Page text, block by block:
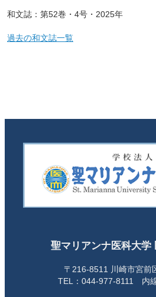
和文誌：第52巻・4号・2025年
過去の和文誌一覧
聖マリアンナ医科大学
〒216-8511 川崎市宮前
TEL：044-977-8111 内